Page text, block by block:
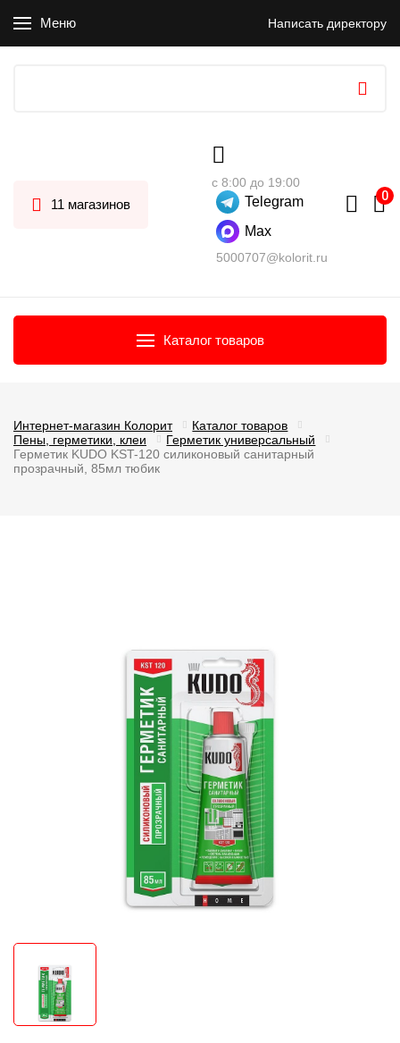
Меню Написать директору
11 магазинов
с 8:00 до 19:00
Telegram
Max
5000707@kolorit.ru
Каталог товаров
Интернет-магазин Колорит
Каталог товаров
Пены, герметики, клеи
Герметик универсальный
Герметик KUDO KST-120 силиконовый санитарный
прозрачный, 85мл тюбик